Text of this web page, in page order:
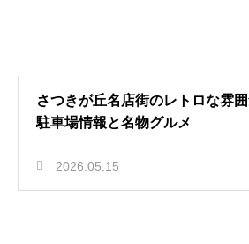
さつきが丘名店街のレトロな雰
駐車場情報と名物グルメ
2026.05.15